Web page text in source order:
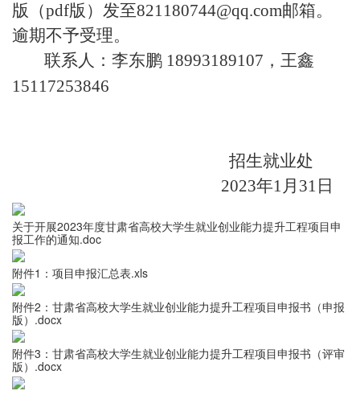
版（pdf版）发至821180744@qq.com邮箱。
逾期不予受理。
联系人： 李东鹏 18993189107 ，王鑫
15117253846
招生就业处
2023年1月31日
关于开展2023年度甘肃省高校大学生就业创业能力提升工程项目申
报工作的通知.doc
附件1：项目申报汇总表.xls
附件2：甘肃省高校大学生就业创业能力提升工程项目申报书（申报
版）.docx
附件3：甘肃省高校大学生就业创业能力提升工程项目申报书（评审
版）.docx